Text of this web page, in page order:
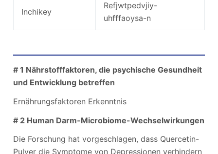
Inchikey
Refjwtpedvjiy-
uhfffaoysa-n
# 1 Nährstofffaktoren, die psychische Gesundheit
und Entwicklung betreffen
Ernährungsfaktoren Erkenntnis
# 2 Human Darm-Microbiome-Wechselwirkungen
Die Forschung hat vorgeschlagen, dass Quercetin-
Pulver die Symptome von Depressionen verhindern